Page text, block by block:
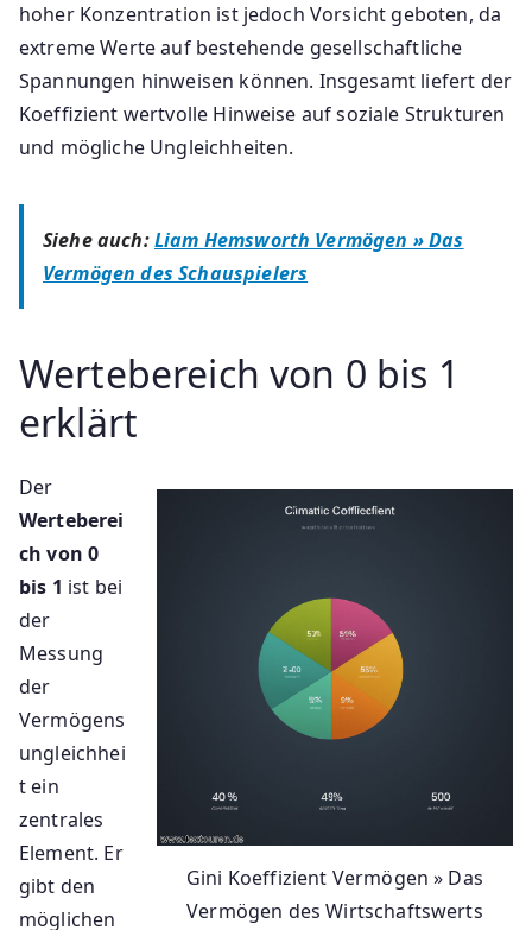
hoher Konzentration ist jedoch Vorsicht geboten, da
extreme Werte auf bestehende gesellschaftliche
Spannungen hinweisen können. Insgesamt liefert der
Koefﬁzient wertvolle Hinweise auf soziale Strukturen
und mögliche Ungleichheiten.
Siehe auch:Liam Hemsworth Vermögen » Das
Vermögen des Schauspielers
Wertebereich von 0 bis 1
erklärt
Gini Koeffizient Vermögen » Das
Vermögen des Wirtschaftswerts
Der
Werteberei
ch von 0
bis 1 ist bei
der
Messung
der
Vermögens
ungleichhei
t ein
zentrales
Element. Er
gibt den
möglichen